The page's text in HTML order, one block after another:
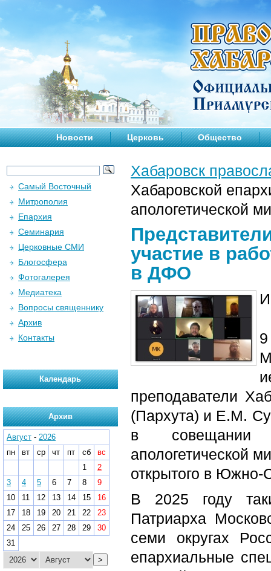
Новости Церковь Общество
Хабаровск
Хабаровской
апологетической
участие в
в ДФО
преподаватели
(Пархута) и Е.М.
в совещании
апологетической
открытого в Южно-
В 2025 году
Патриарха
семи округах
епархиальные
Самый Восточный
Митрополия
Епархия
Семинария
Церковные СМИ
Блогосфера
Фотогалерея
Медиатека
Вопросы священнику
Архив
Контакты
Календарь
Архив
Август - 2026
пн
вт ср чт пт сб
вс
1
2
3
4 5 6 7 8
9
10
11 12 13 14 15
16
17
18 19 20 21 22
23
24
25 26 27 28 29
30
31
>